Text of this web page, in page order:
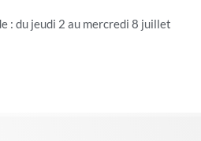
: du jeudi 2 au mercredi 8 juillet